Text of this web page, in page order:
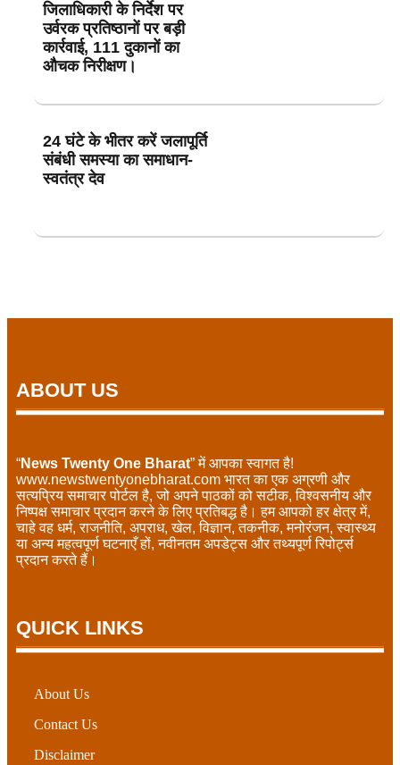
जिलाधिकारी के निर्देश पर
उर्वरक प्रतिष्ठानों पर बड़ी
कार्रवाई, 111 दुकानों का
औचक निरीक्षण।
24 घंटे के भीतर करें जलापूर्ति
संबंधी समस्या का समाधान-
स्वतंत्र देव
ABOUT US
“News Twenty One Bharat” में आपका स्वागत है!
www.newstwentyonebharat.com भारत का एक अग्रणी और
सत्यप्रिय समाचार पोर्टल है, जो अपने पाठकों को सटीक, विश्वसनीय और
निष्पक्ष समाचार प्रदान करने के लिए प्रतिबद्ध है। हम आपको हर क्षेत्र में,
चाहे वह धर्म, राजनीति, अपराध, खेल, विज्ञान, तकनीक, मनोरंजन, स्वास्थ्य
या अन्य महत्वपूर्ण घटनाएँ हों, नवीनतम अपडेट्स और तथ्यपूर्ण रिपोर्ट्स
प्रदान करते हैं।
QUICK LINKS
About Us
Contact Us
Disclaimer